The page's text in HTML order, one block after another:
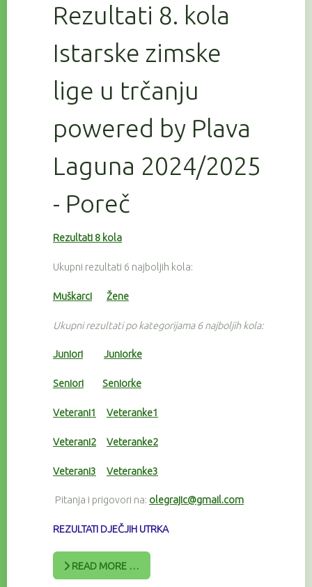
Rezultati 8. kola
Istarske zimske
lige u trčanju
powered by Plava
Laguna 2024/2025
- Poreč
Rezultati 8 kola
Ukupni rezultati 6 najboljih kola:
Muškarci Žene
Ukupni rezultati po kategorijama 6 najboljih kola:
Juniori Juniorke
Seniori Seniorke
Veterani1 Veteranke1
Veterani2 Veteranke2
Veterani3 Veteranke3
Pitanja i prigovori na: olegrajic@gmail.com
REZULTATI DJEČJIH UTRKA
READ MORE …